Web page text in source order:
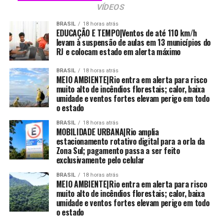
VÍDEOS
BRASIL 18 horas atrás
EDUCAÇÃO E TEMPO|Ventos de até 110 km/h
levam à suspensão de aulas em 13 municípios do
RJ e colocam estado em alerta máximo
BRASIL 18 horas atrás
MEIO AMBIENTE|Rio entra em alerta para risco
muito alto de incêndios florestais; calor, baixa
umidade e ventos fortes elevam perigo em todo
o estado
BRASIL 18 horas atrás
MOBILIDADE URBANA|Rio amplia
estacionamento rotativo digital para a orla da
Zona Sul; pagamento passa a ser feito
exclusivamente pelo celular
BRASIL 18 horas atrás
MEIO AMBIENTE|Rio entra em alerta para risco
muito alto de incêndios florestais; calor, baixa
umidade e ventos fortes elevam perigo em todo
o estado